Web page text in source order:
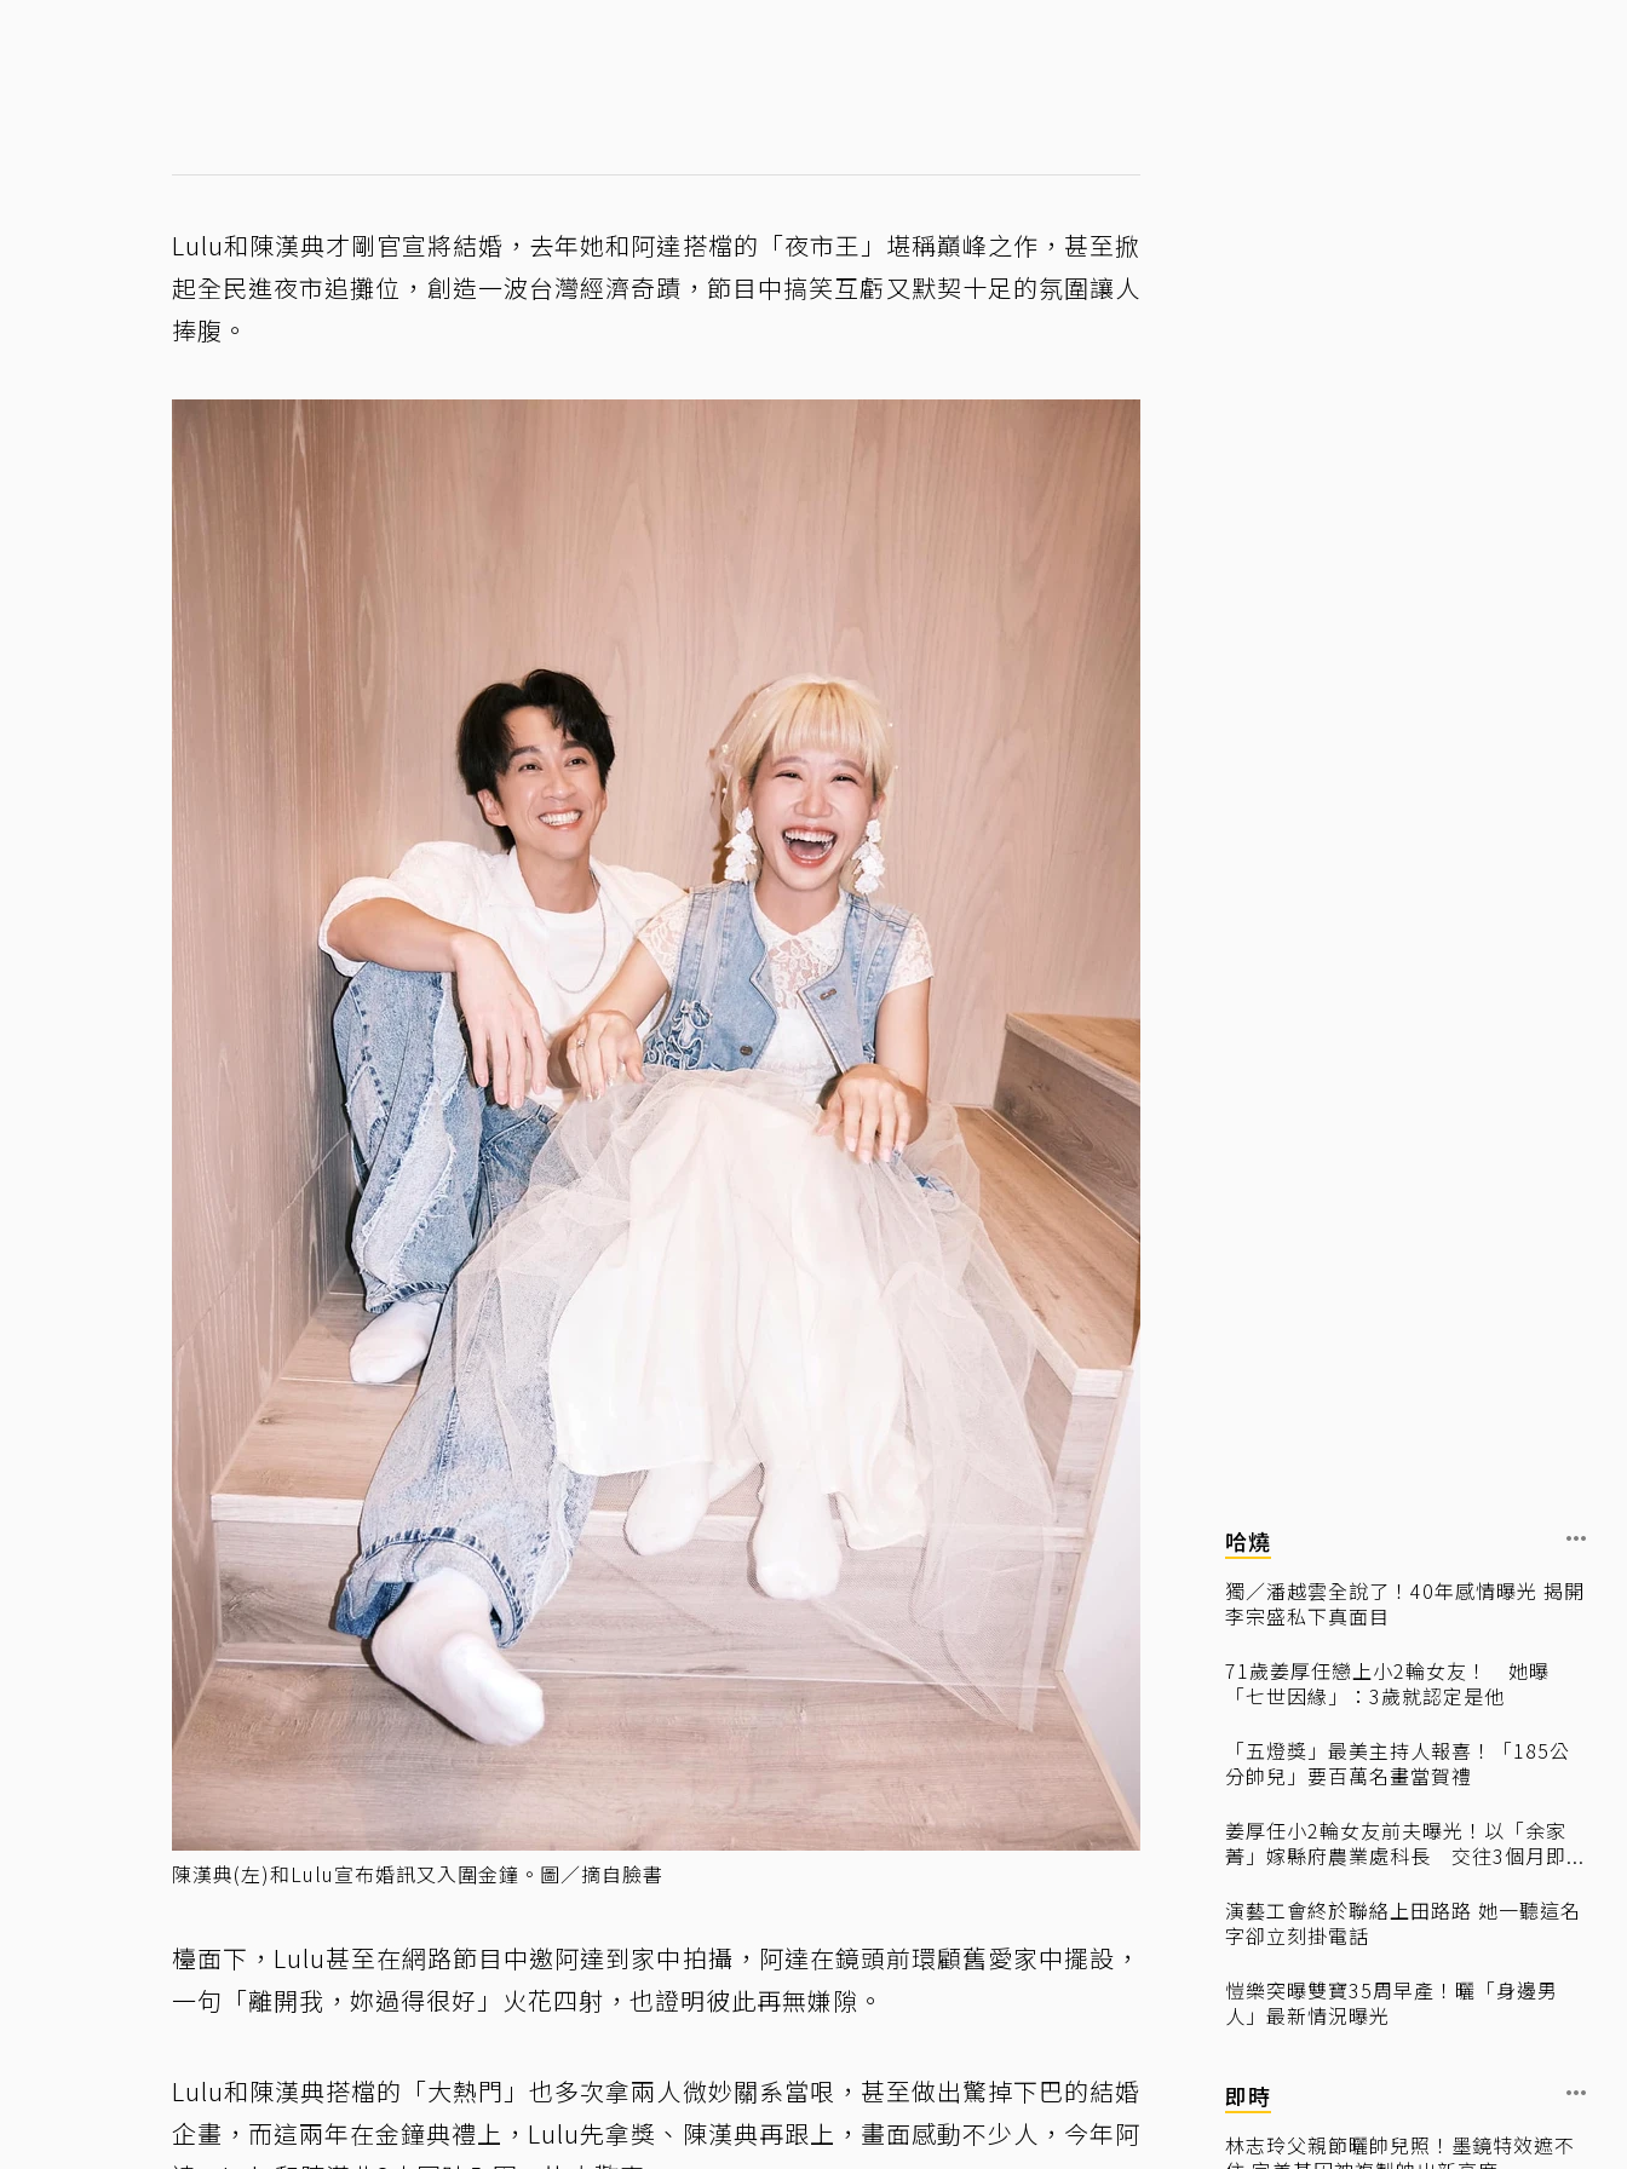
Lulu和陳漢典才剛官宣將結婚，去年她和阿達搭檔的「夜市王」堪稱巔峰之作，甚至掀
起全民進夜市追攤位，創造一波台灣經濟奇蹟，節目中搞笑互虧又默契十足的氛圍讓人
捧腹。
陳漢典(左)和Lulu宣布婚訊又入圍金鐘。圖／摘自臉書
檯面下，Lulu甚至在網路節目中邀阿達到家中拍攝，阿達在鏡頭前環顧舊愛家中擺設，
一句「離開我，妳過得很好」火花四射，也證明彼此再無嫌隙。
Lulu和陳漢典搭檔的「大熱門」也多次拿兩人微妙關系當哏，甚至做出驚掉下巴的結婚
企畫，而這兩年在金鐘典禮上，Lulu先拿獎、陳漢典再跟上，畫面感動不少人，今年阿
哈燒
獨／潘越雲全說了！40年感情曝光 揭開
李宗盛私下真面目
71歲姜厚任戀上小2輪女友！ 她曝
「七世因緣」：3歲就認定是他
「五燈獎」最美主持人報喜！「185公
分帥兒」要百萬名畫當賀禮
姜厚任小2輪女友前夫曝光！以「余家
菁」嫁縣府農業處科長 交往3個月即...
演藝工會終於聯絡上田路路 她一聽這名
字卻立刻掛電話
愷樂突曝雙寶35周早產！曬「身邊男
人」最新情況曝光
即時
林志玲父親節曬帥兒照！墨鏡特效遮不